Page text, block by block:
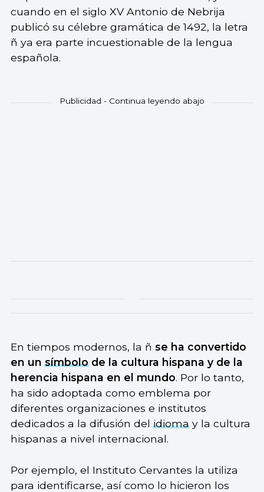
cuando en el siglo XV Antonio de Nebrija
publicó su célebre gramática de 1492, la letra
ñ ya era parte incuestionable de la lengua
española.
En tiempos modernos, la ñ se ha convertido
en unsímbolode la cultura hispana y de la
herencia hispana en el mundo. Por lo tanto,
ha sido adoptada como emblema por
diferentes organizaciones e institutos
dedicados a la difusión delidiomay la cultura
hispanas a nivel internacional.
Por ejemplo, el Instituto Cervantes la utiliza
para identificarse, así como lo hicieron los